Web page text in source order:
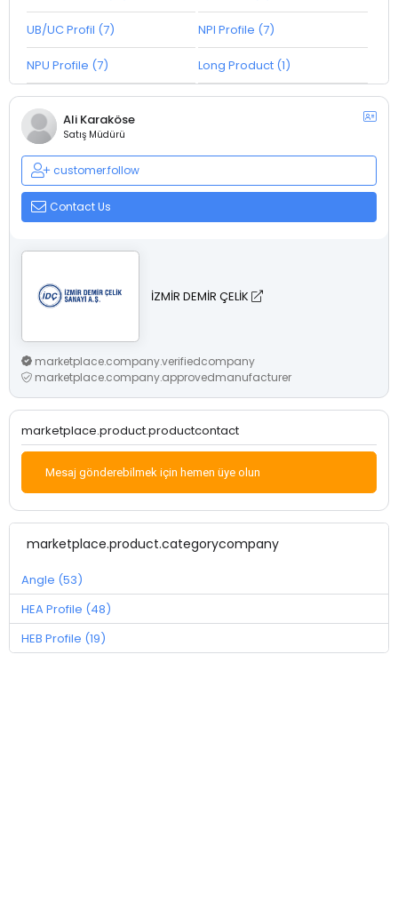
UB/UC Profil (7) NPI Profile (7)
NPU Profile (7) Long Product (1)
Ali Karaköse
Satış Müdürü
customer.follow
Contact Us
İZMİR DEMİR ÇELİK
marketplace.company.verifiedcompany
marketplace.company.approvedmanufacturer
marketplace.product.productcontact
Mesaj gönderebilmek için hemen üye olun
marketplace.product.categorycompany
Angle (53)
HEA Profile (48)
HEB Profile (19)